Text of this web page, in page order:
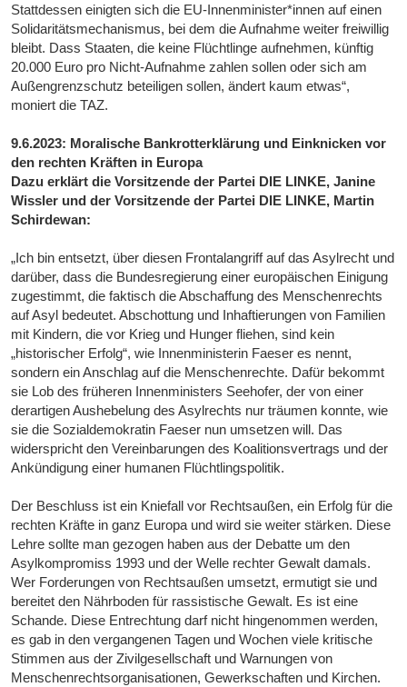
Stattdessen einigten sich die EU-Innenminister*innen auf einen
Solidaritätsmechanismus, bei dem die Aufnahme weiter freiwillig
bleibt. Dass Staaten, die keine Flüchtlinge aufnehmen, künftig
20.000 Euro pro Nicht-Aufnahme zahlen sollen oder sich am
Außengrenzschutz beteiligen sollen, ändert kaum etwas“,
moniert die TAZ.
9.6.2023: Moralische Bankrotterklärung und Einknicken vor
den rechten Kräften in Europa
Dazu erklärt die Vorsitzende der Partei DIE LINKE, Janine
Wissler und der Vorsitzende der Partei DIE LINKE, Martin
Schirdewan:
„Ich bin entsetzt, über diesen Frontalangriff auf das Asylrecht und
darüber, dass die Bundesregierung einer europäischen Einigung
zugestimmt, die faktisch die Abschaffung des Menschenrechts
auf Asyl bedeutet. Abschottung und Inhaftierungen von Familien
mit Kindern, die vor Krieg und Hunger fliehen, sind kein
„historischer Erfolg“, wie Innenministerin Faeser es nennt,
sondern ein Anschlag auf die Menschenrechte. Dafür bekommt
sie Lob des früheren Innenministers Seehofer, der von einer
derartigen Aushebelung des Asylrechts nur träumen konnte, wie
sie die Sozialdemokratin Faeser nun umsetzen will. Das
widerspricht den Vereinbarungen des Koalitionsvertrags und der
Ankündigung einer humanen Flüchtlingspolitik.
Der Beschluss ist ein Kniefall vor Rechtsaußen, ein Erfolg für die
rechten Kräfte in ganz Europa und wird sie weiter stärken. Diese
Lehre sollte man gezogen haben aus der Debatte um den
Asylkompromiss 1993 und der Welle rechter Gewalt damals.
Wer Forderungen von Rechtsaußen umsetzt, ermutigt sie und
bereitet den Nährboden für rassistische Gewalt. Es ist eine
Schande. Diese Entrechtung darf nicht hingenommen werden,
es gab in den vergangenen Tagen und Wochen viele kritische
Stimmen aus der Zivilgesellschaft und Warnungen von
Menschenrechtsorganisationen, Gewerkschaften und Kirchen.